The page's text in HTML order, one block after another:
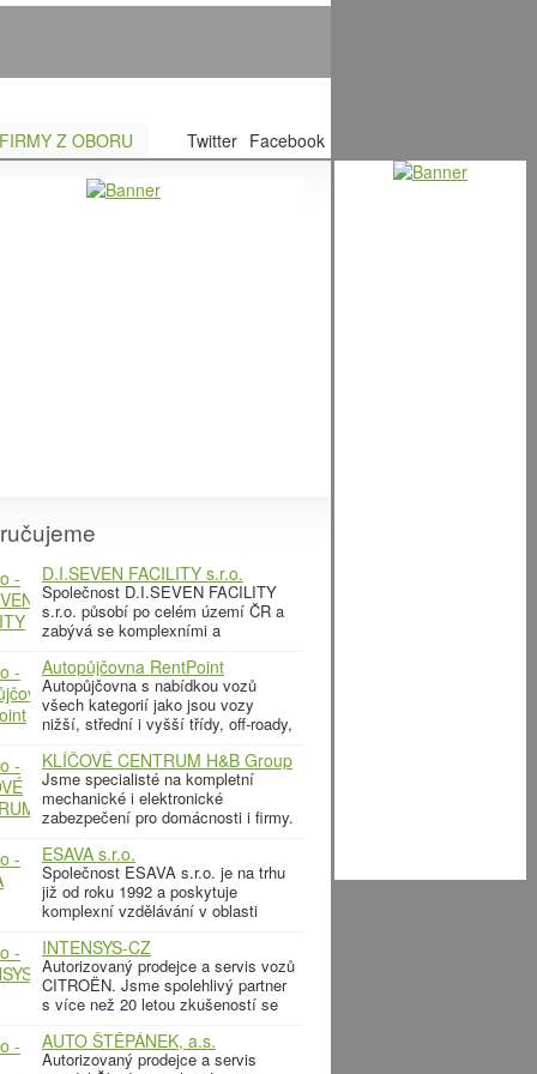
FIRMY Z OBORU Twitter Facebook
D.I.SEVEN FACILITY s.r.o.
Společnost D.I.SEVEN FACILITY
s.r.o. působí po celém území ČR a
zabývá se komplexními a
údržby budov. Náš facility
management a
Autopůjčovna RentPoint
Autopůjčovna s nabídkou vozů
všech kategorií jako jsou vozy
nižší, střední i vyšší třídy, off-roady,
minibusy. Firmám nabízíme
flexibilní pronájem
KLÍČOVÉ CENTRUM H&B Group
s. r. o.
Jsme specialisté na kompletní
mechanické i elektronické
zabezpečení pro domácnosti i firmy.
Váš byt, rodinný nebo bytový dům,
kancelář,
ESAVA s.r.o.
Společnost ESAVA s.r.o. je na trhu
již od roku 1992 a poskytuje
komplexní vzdělávání v oblasti
činností společnosti ESAVA –
INTENSYS-CZ
Autorizovaný prodejce a servis vozů
CITROËN. Jsme spolehlivý partner
s více než 20 letou zkušeností se
užitkové vozy novém,
AUTO ŠTĚPÁNEK, a.s.
Autorizovaný prodejce a servis